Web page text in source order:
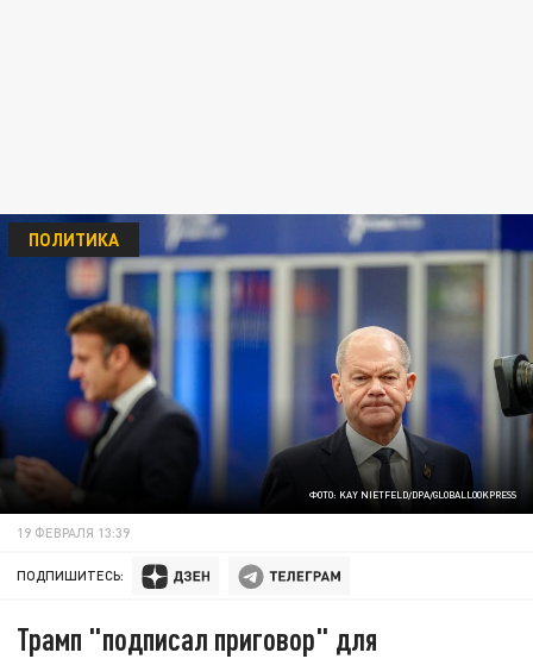
ФОТО: KAY NIETFELD/DPA/GLOBALLOOKPRESS
ПОЛИТИКА
19 ФЕВРАЛЯ 13:39
ПОДПИШИТЕСЬ:
Трамп "подписал приговор" для